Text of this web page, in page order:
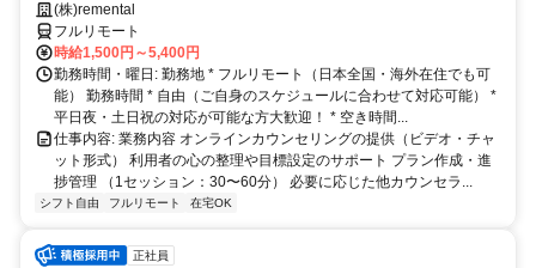
募集｜30-50代女性活躍中
(株)remental
フルリモート
時給1,500円～5,400円
勤務時間・曜日: 勤務地 * フルリモート（日本全国・海外在住でも可
能） 勤務時間 * 自由（ご自身のスケジュールに合わせて対応可能） *
平日夜・土日祝の対応が可能な方大歓迎！ * 空き時間...
仕事内容: 業務内容 オンラインカウンセリングの提供（ビデオ・チャ
ット形式） 利用者の心の整理や目標設定のサポート プラン作成・進
捗管理 （1セッション：30〜60分） 必要に応じた他カウンセラ...
シフト自由 フルリモート 在宅OK
正社員